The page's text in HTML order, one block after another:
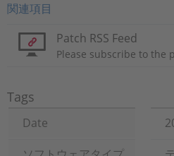
関連項目
Patch RSS Feed
Please subscribe to the
Tags
Date